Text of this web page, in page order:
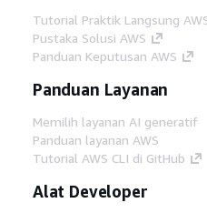
Tutorial Praktik Langsung
Pustaka Solusi AWS
Panduan Keputusan AWS
Panduan Layanan
Memilih layanan AI generatif
Panduan layanan AWS
Tutorial AWS CLI di GitHub
Alat Developer